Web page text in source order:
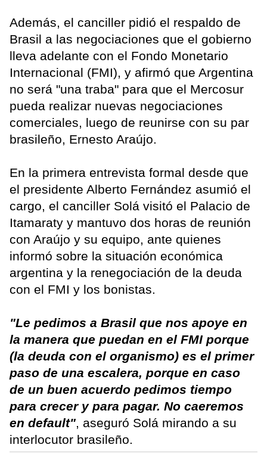
Además, el canciller pidió el respaldo de
Brasil a las negociaciones que el gobierno
lleva adelante con el Fondo Monetario
Internacional (FMI), y afirmó que Argentina
no será "una traba" para que el Mercosur
pueda realizar nuevas negociaciones
comerciales, luego de reunirse con su par
brasileño, Ernesto Araújo.
En la primera entrevista formal desde que
el presidente Alberto Fernández asumió el
cargo, el canciller Solá visitó el Palacio de
Itamaraty y mantuvo dos horas de reunión
con Araújo y su equipo, ante quienes
informó sobre la situación económica
argentina y la renegociación de la deuda
con el FMI y los bonistas.
"Le pedimos a Brasil que nos apoye en
la manera que puedan en el FMI porque
(la deuda con el organismo) es el primer
paso de una escalera, porque en caso
de un buen acuerdo pedimos tiempo
para crecer y para pagar. No caeremos
en default", aseguró Solá mirando a su
interlocutor brasileño.